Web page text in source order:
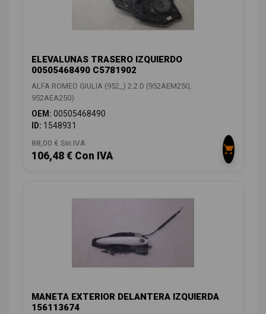
ELEVALUNAS TRASERO IZQUIERDO
00505468490 C5781902
ALFA ROMEO GIULIA (952_) 2.2 D (952AEM250,
952AEA250)
OEM: 00505468490
ID: 1548931
88,00 € Sin IVA
106,48 € Con IVA
MANETA EXTERIOR DELANTERA IZQUIERDA
156113674